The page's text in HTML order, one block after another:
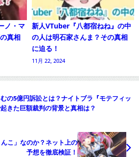
ノ・マ
真相
新人VTuber『八都宿ねね』の中
の人は明石家さんま？その真相
に迫る！
11月 22, 2024
の5億円訴訟とは？ナイトブラ『モテフィッ
起きた巨額裁判の背景と真相は？
こ」なのか？ネット上の
予想を徹底検証！